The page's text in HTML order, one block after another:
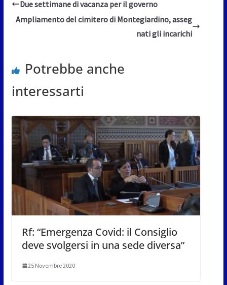
Due settimane di vacanza per il governo
Ampliamento del cimitero di Montegiardino, asseg
nati gli incarichi
Potrebbe anche
interessarti
Rf: “Emergenza Covid: il Consiglio
deve svolgersi in una sede diversa”
25 Novembre 2020